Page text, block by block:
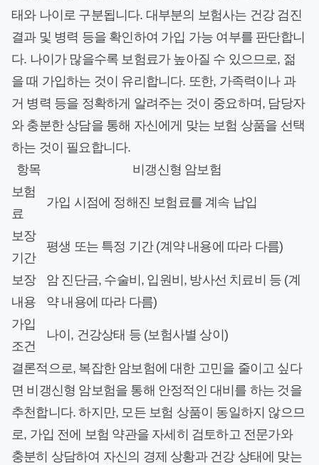
태와 나이로 구분됩니다. 대부분의 보험사는 건강 검진
결과 및 병력 등을 확인하여 가입 가능 여부를 판단합니
다. 나이가 많을수록 보험료가 높아질 수 있으므로, 젊
을 때 가입하는 것이 유리합니다. 또한, 가족력이나 과
거 병력 등을 정확하게 알려주는 것이 중요하며, 담당자
와 충분한 상담을 통해 자신에게 맞는 보험 상품을 선택
하는 것이 필요합니다.
항목
비갱신형 암보험
보험
료
가입 시점에 정해진 보험료를 계속 납입
보장
기간
평생 또는 특정 기간 (계약 내용에 따라 다름)
보장
내용
암 진단금, 수술비, 입원비, 방사선 치료비 등 (계
약 내용에 따라 다름)
가입
조건
나이, 건강상태 등 (보험사별 상이)
결론적으로, 복잡한 암보험에 대한 고민을 줄이고 싶다
면 비갱신형 암보험을 통해 안정적인 대비를 하는 것을
추천합니다. 하지만, 모든 보험 상품이 동일하지 않으므
로, 가입 전에 보험 약관을 자세히 검토하고 전문가와
충분히 상담하여 자신의 경제 상황과 건강 상태에 맞는